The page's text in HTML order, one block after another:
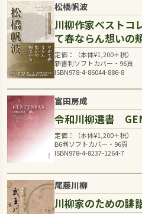
松橋帆波
川柳作家ベストコ
て春ならん想いの
定価：（本体¥1,200＋税）
新書判ソフトカバー・96頁
ISBN978-4-86044-886-8
富田房成
令和川柳選書
定価：（本体¥1,200＋税）
B6判ソフトカバー・96頁
ISBN978-4-8237-1264-7
尾藤川柳
川柳家のための誹